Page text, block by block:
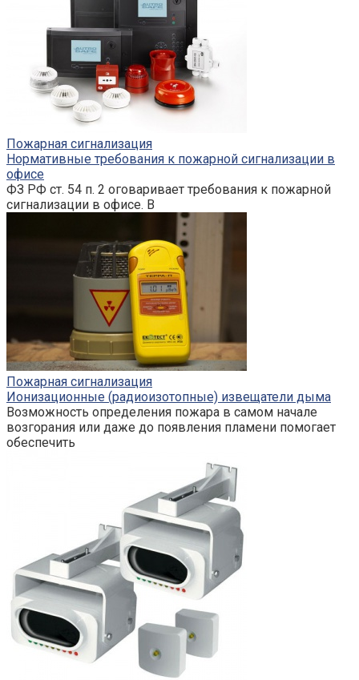
Пожарная сигнализация
Нормативные требования к пожарной сигнализации в
офисе
ФЗ РФ ст. 54 п. 2 оговаривает требования к пожарной
сигнализации в офисе. В
Пожарная сигнализация
Ионизационные (радиоизотопные) извещатели дыма
Возможность определения пожара в самом начале
возгорания или даже до появления пламени помогает
обеспечить